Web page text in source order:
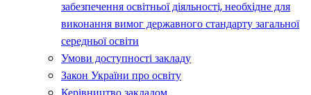
забезпечення освітньої діяльності, необхідне для
виконання вимог державного стандарту загальної
середньої освіти
Умови доступності закладу
Закон України про освіту